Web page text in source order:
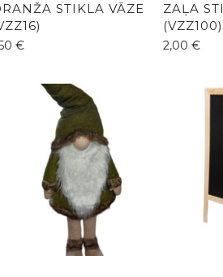
STIKLA VĀZE
€
ZAĻA
(VZZ100)
2,00 €